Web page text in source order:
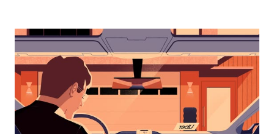
للأسفل
لاستخدام
التقويم
التاريخ.
اضغط
على
زر
الخروج